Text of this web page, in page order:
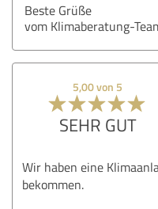
Beste Grüße
vom Klimaberatung-
5,00 von 5
SEHR GUT
Wir haben eine
bekommen.